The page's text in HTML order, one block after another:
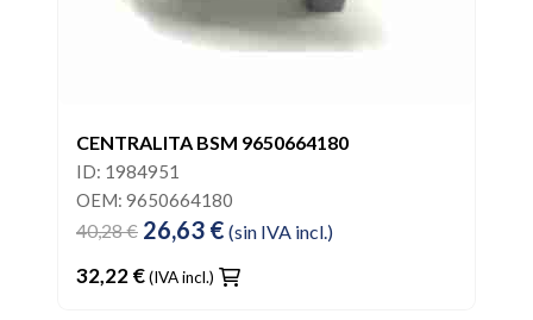
CENTRALITA BSM 9650664180
ID: 1984951
OEM: 9650664180
40,28 € 26,63 € (sin IVA incl.)
32,22 €(IVA incl.)